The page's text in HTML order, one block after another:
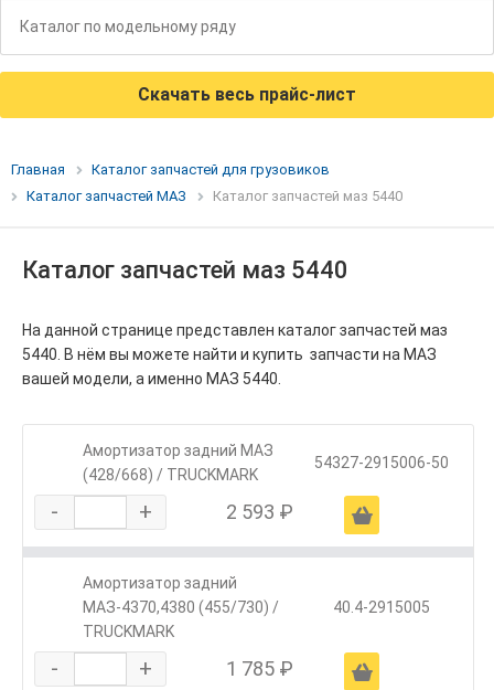
Каталог по модельному ряду
Скачать весь прайс-лист
Главная
Каталог запчастей для грузовиков
Каталог запчастей МАЗ
Каталог запчастей маз 5440
Каталог запчастей маз 5440
На данной странице представлен каталог запчастей маз
5440. В нём вы можете найти и купить запчасти на МАЗ
вашей модели, а именно МАЗ 5440.
Амортизатор задний МАЗ
(428/668) / TRUCKMARK
54327-2915006-50
- + 2 593 ₽ Ä
Амортизатор задний
МАЗ-4370,4380 (455/730) /
TRUCKMARK
40.4-2915005
- + 1 785 ₽ Ä